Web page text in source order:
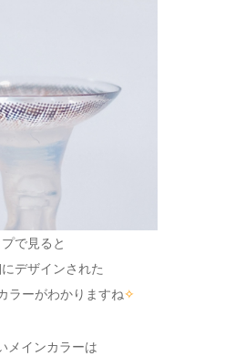
で見ると
デザインされた
ラーがわかりますね✧
メインカラーは